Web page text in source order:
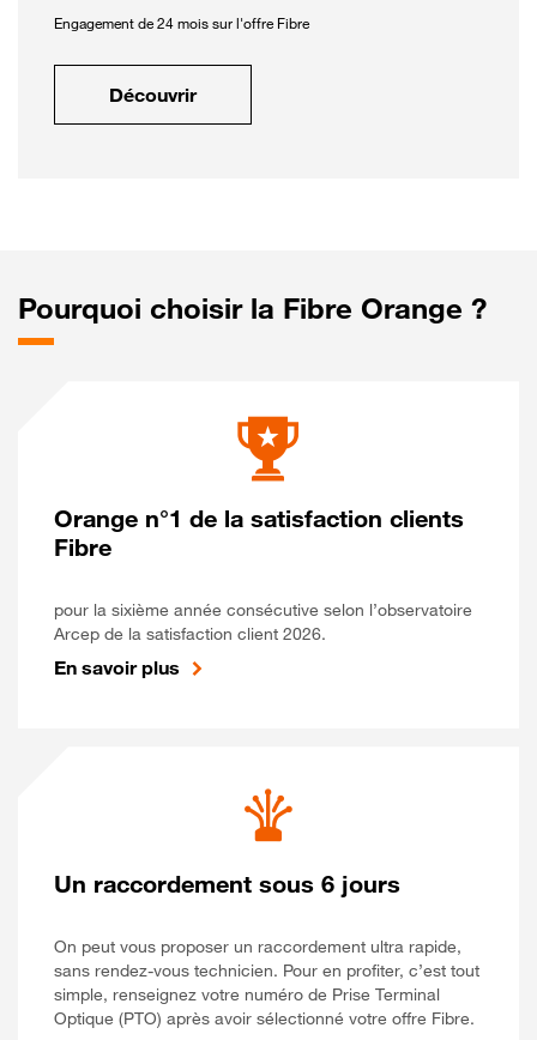
Engagement de 24 mois sur l'offre Fibre
Découvrir
Pourquoi choisir la Fibre Orange ?
Orange n°1 de la satisfaction clients
Fibre
pour la sixième année consécutive selon l’observatoire
Arcep de la satisfaction client 2026.
En savoir plus
Un raccordement sous 6 jours
On peut vous proposer un raccordement ultra rapide,
sans rendez-vous technicien. Pour en profiter, c’est tout
simple, renseignez votre numéro de Prise Terminal
Optique (PTO) après avoir sélectionné votre offre Fibre.